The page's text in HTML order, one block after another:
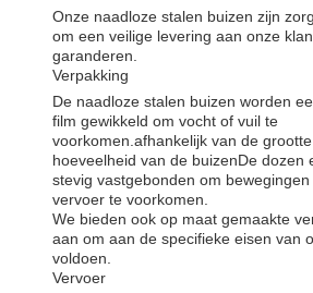
Onze naadloze stalen buizen zijn
om een veilige levering aan onze
garanderen.
Verpakking
De naadloze stalen buizen worden
film gewikkeld om vocht of vuil te
voorkomen.afhankelijk van de
hoeveelheid van de buizenDe dozen
stevig vastgebonden om
vervoer te voorkomen.
We bieden ook op maat gemaakte
aan om aan de specifieke eisen van
voldoen.
Vervoer